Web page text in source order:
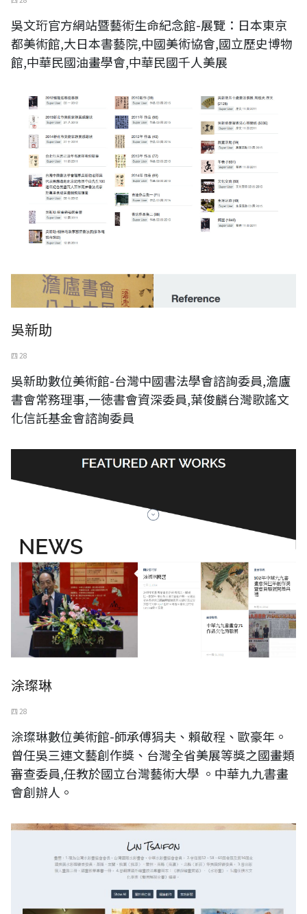
吳文珩官方網站暨藝術生命紀念館-展覽：日本東京
都美術館,大日本書藝院,中國美術協會,國立歷史博物
館,中華民國油畫學會,中華民國千人美展
吳新助
四 28
吳新助數位美術館-台灣中國書法學會諮詢委員,澹廬
書會常務理事,一徳書會資深委員,葉俊麟台灣歌謠文
化信託基金會諮詢委員
涂璨琳
四 28
涂璨琳數位美術館-師承傅狷夫、賴敬程、歐豪年。
曾任吳三連文藝創作獎、台灣全省美展等獎之國畫類
審查委員,任教於國立台灣藝術大學 。中華九九書畫
會創辦人。